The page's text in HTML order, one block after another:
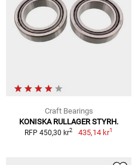
Craft Bearings
KONISKA RULLAGER STYRH.
RFP 450,30 kr2 435,14 kr1